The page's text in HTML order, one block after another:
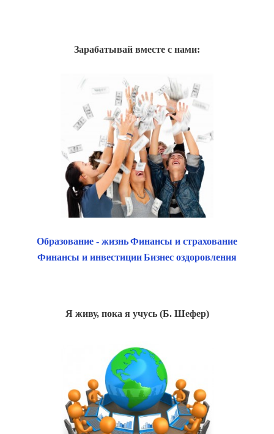
Зарабатывай вместе с нами:
Образование - жизньФинансы и страхование
Финансы и инвестицииБизнес оздоровления
Я живу, пока я учусь (Б. Шефер)